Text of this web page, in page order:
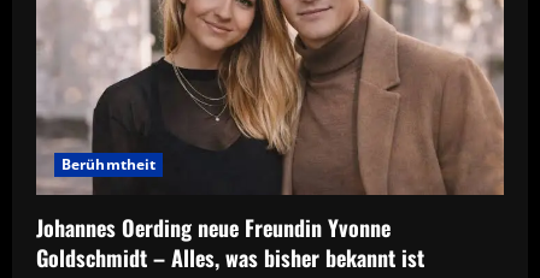
Berühmtheit
Johannes Oerding neue Freundin Yvonne
Goldschmidt – Alles, was bisher bekannt ist